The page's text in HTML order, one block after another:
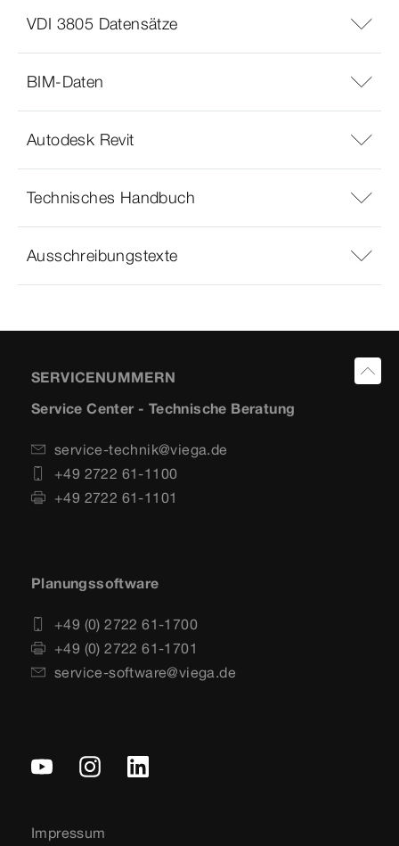
VDI 3805 Datensätze
BIM-Daten
Autodesk Revit
Technisches Handbuch
Ausschreibungstexte
SERVICENUMMERN
Service Center - Technische Beratung
service-technik@viega.de
+49 2722 61-1100
+49 2722 61-1101
Planungssoftware
+49 (0) 2722 61-1700
+49 (0) 2722 61-1701
service-software@viega.de
Impressum